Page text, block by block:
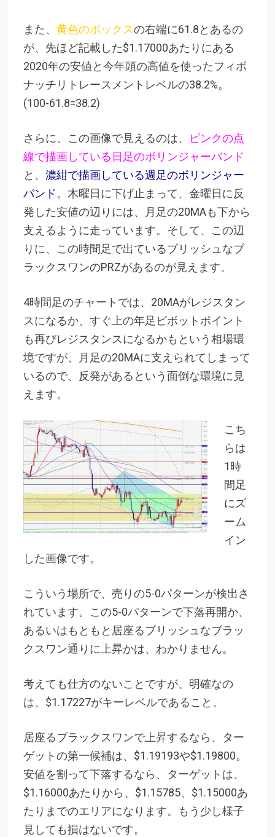
また、 黄色のボックスの右端に61.8とあるの
が、先ほど記載した$1.17000あたりにある
2020年の安値と今年頭の高値を使ったフィボ
ナッチリトレースメントレベルの38.2%。
(100-61.8=38.2)
さらに、この画像で見えるのは、
ピンクの点
線で描画している日足のボリンジャーバンド
と、 濃紺で描画している週足のボリンジャー
バンド。木曜日に下げ止まって、金曜日に反
発した安値の辺りには、月足の20MAも下から
支えるように走っています。そして、この辺
りに、この時間足で出ているブリッシュなブ
ラックスワンのPRZがあるのが見えます。
4時間足のチャートでは、20MAがレジスタン
スになるか、すぐ上の年足ピボットポイント
も再びレジスタンスになるかもという相場環
境ですが、月足の20MAに支えられてしまって
いるので、反発があるという面倒な環境に見
えます。
こち
らは
1時
間足
にズ
ーム
イン
した画像です。
こういう場所で、売りの5-0パターンが検出さ
れています。この5-0パターンで下落再開か、
あるいはもともと居座るブリッシュなブラッ
クスワン通りに上昇かは、わかりません。
考えても仕方のないことですが、明確なの
は、$1.17227がキーレベルであること。
居座るブラックスワンで上昇するなら、ター
ゲットの第一候補は、$1.19193や$1.19800。
安値を割って下落するなら、ターゲットは、
$1.16000あたりから、$1.15785、$1.15000あ
たりまでのエリアになります。もう少し様子
見しても損はないです。